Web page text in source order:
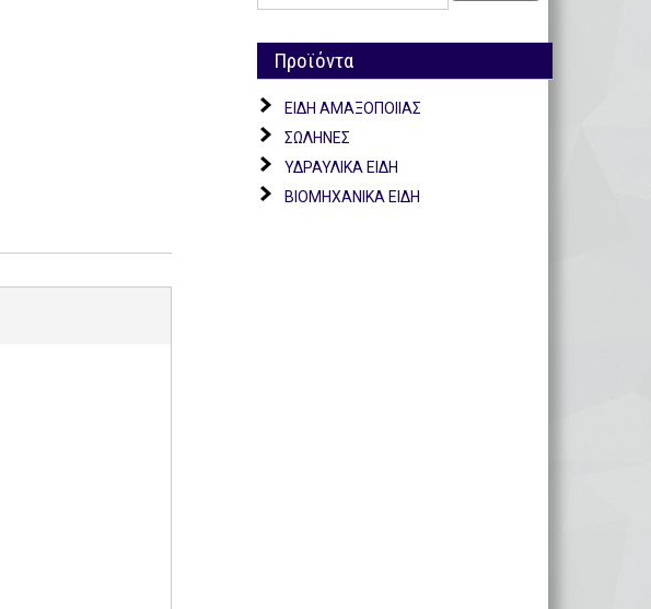
Προϊόντα
ΕΙΔΗ ΑΜΑΞΟΠΟΙΙΑΣ
ΣΩΛΗΝΕΣ
ΥΔΡΑΥΛΙΚΑ ΕΙΔΗ
ΒΙΟΜΗΧΑΝΙΚΑ ΕΙΔΗ